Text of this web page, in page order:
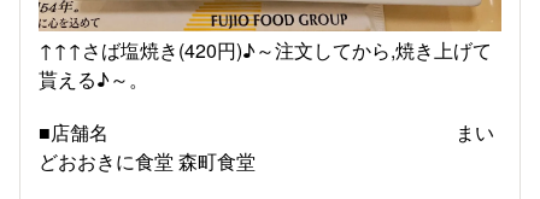
↑↑↑さば塩焼き(420円)♪︎～注文してから,焼き上げて
貰える♪︎～。
■店舗名 まい
どおおきに食堂 森町食堂